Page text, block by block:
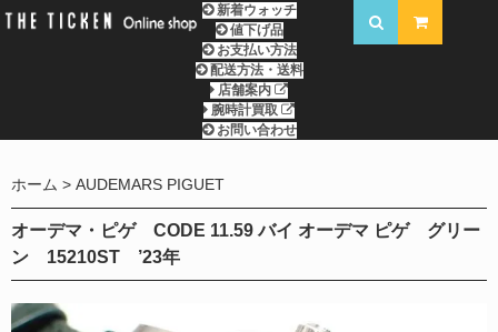
新着ウォッチ
値下げ品
お支払い方法
配送方法・送料
店舗案内
腕時計買取
お問い合わせ
ホーム AUDEMARS PIGUET
オーデマ・ピゲ CODE 11.59 バイ オーデマ ピゲ グリー
ン 15210ST ’23年